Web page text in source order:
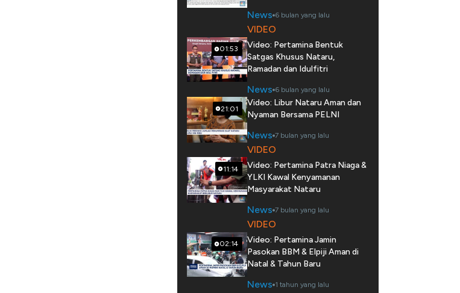
News 6 bulan yang lalu
01:53
VIDEO
Video: Pertamina Bentuk
Satgas Khusus Nataru,
Ramadan dan Idulfitri
News 6 bulan yang lalu
21:01
Video: Libur Nataru Aman dan
Nyaman Bersama PELNI
News 7 bulan yang lalu
11:14
VIDEO
Video: Pertamina Patra Niaga &
YLKI Kawal Kenyamanan
Masyarakat Nataru
News 7 bulan yang lalu
02:14
VIDEO
Video: Pertamina Jamin
Pasokan BBM & Elpiji Aman di
Natal & Tahun Baru
News 1 tahun yang lalu